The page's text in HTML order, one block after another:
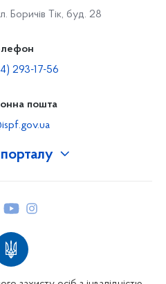
Боричів Тік, буд. 28
293-17-56
пошта